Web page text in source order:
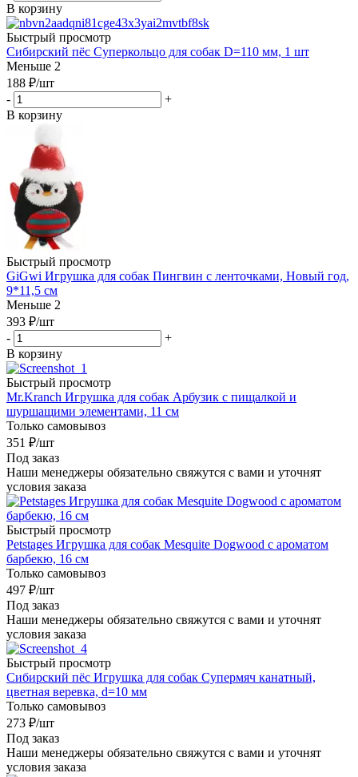
В корзину
Быстрый просмотр
Сибирский пёс Суперкольцо для собак D=110 мм, 1 шт
Меньше 2
188 ₽/шт
-
+
В корзину
Быстрый просмотр
GiGwi Игрушка для собак Пингвин с ленточками, Новый год,
9*11,5 см
Меньше 2
393 ₽/шт
-
+
В корзину
Быстрый просмотр
Mr.Kranch Игрушка для собак Арбузик с пищалкой и
шуршащими элементами, 11 см
Только самовывоз
351 ₽/шт
Под заказ
Наши менеджеры обязательно свяжутся с вами и уточнят
условия заказа
Быстрый просмотр
Petstages Игрушка для собак Mesquite Dogwood с ароматом
барбекю, 16 см
Только самовывоз
497 ₽/шт
Под заказ
Наши менеджеры обязательно свяжутся с вами и уточнят
условия заказа
Быстрый просмотр
Сибирский пёс Игрушка для собак Супермяч канатный,
цветная веревка, d=10 мм
Только самовывоз
273 ₽/шт
Под заказ
Наши менеджеры обязательно свяжутся с вами и уточнят
условия заказа